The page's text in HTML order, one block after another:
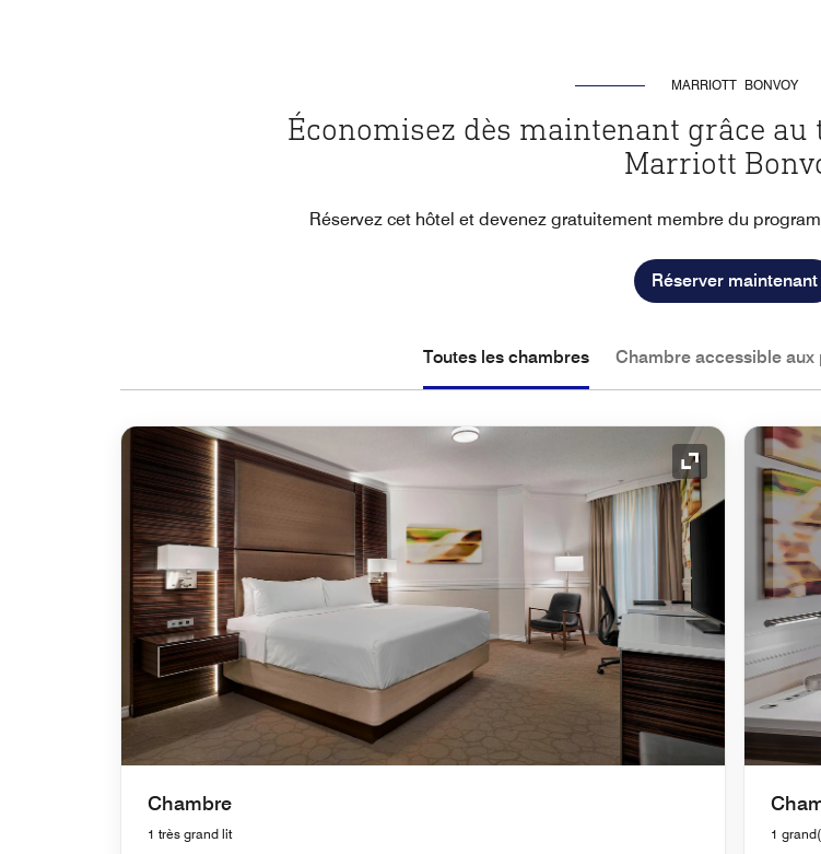
MARRIOTT BONVOY
Économisez dès maintenant grâce
Marriott
Réservez cet hôtel et devenez gratuitement membre du
Réserver maintenant
Toutes les chambres Chambre accessible
Icône de
Chambre
1 très grand lit 1